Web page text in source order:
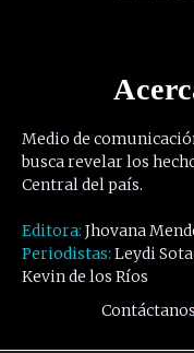
Medio de
busca revelar los
Central del país.
Editora: Jhovana
Periodistas: Leydi
Kevin de los Ríos